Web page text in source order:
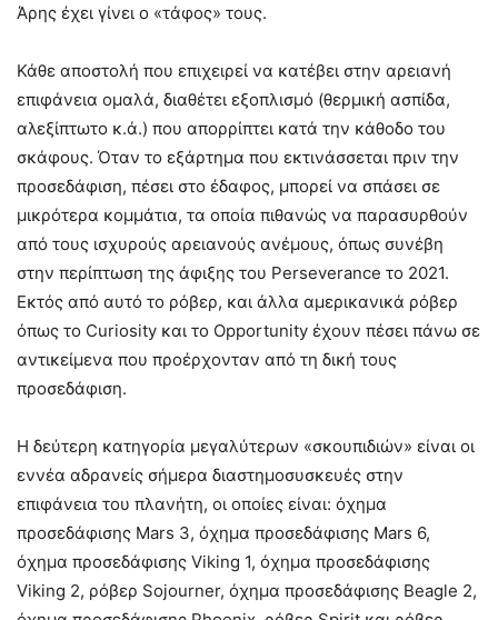
Άρης έχει γίνει ο «τάφος» τους.
Κάθε αποστολή που επιχειρεί να κατέβει στην αρειανή
επιφάνεια ομαλά, διαθέτει εξοπλισμό (θερμική ασπίδα,
αλεξίπτωτο κ.ά.) που απορρίπτει κατά την κάθοδο του
σκάφους. Όταν το εξάρτημα που εκτινάσσεται πριν την
προσεδάφιση, πέσει στο έδαφος, μπορεί να σπάσει σε
μικρότερα κομμάτια, τα οποία πιθανώς να παρασυρθούν
από τους ισχυρούς αρειανούς ανέμους, όπως συνέβη
στην περίπτωση της άφιξης του Perseverance το 2021.
Εκτός από αυτό το ρόβερ, και άλλα αμερικανικά ρόβερ
όπως το Curiosity και το Opportunity έχουν πέσει πάνω σε
αντικείμενα που προέρχονταν από τη δική τους
προσεδάφιση.
Η δεύτερη κατηγορία μεγαλύτερων «σκουπιδιών» είναι οι
εννέα αδρανείς σήμερα διαστημοσυσκευές στην
επιφάνεια του πλανήτη, οι οποίες είναι: όχημα
προσεδάφισης Mars 3, όχημα προσεδάφισης Mars 6,
όχημα προσεδάφισης Viking 1, όχημα προσεδάφισης
Viking 2, ρόβερ Sojourner, όχημα προσεδάφισης Beagle 2,